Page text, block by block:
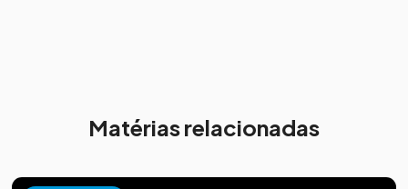
Matérias relacionadas